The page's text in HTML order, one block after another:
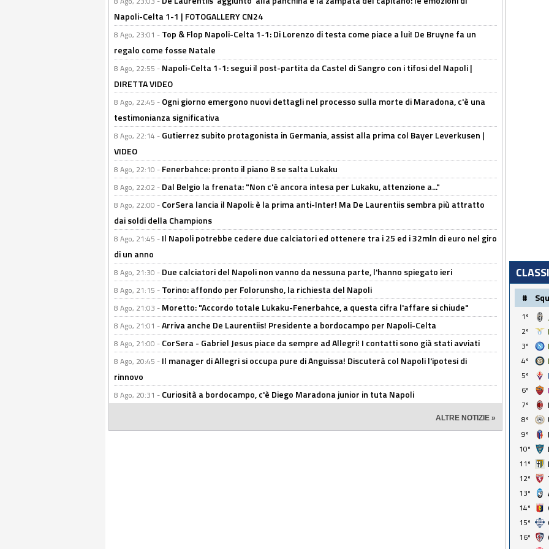
Napoli-Celta 1-1 | FOTOGALLERY CN24
8 Ago, 23:01 - Top & Flop Napoli-Celta 1-1: Di Lorenzo di testa come piace a lui! De Bruyne fa un
regalo come fosse Natale
8 Ago, 22:55 - Napoli-Celta 1-1: segui il post-partita da Castel di Sangro con i tifosi del Napoli |
DIRETTA VIDEO
8 Ago, 22:45 - Ogni giorno emergono nuovi dettagli nel processo sulla morte di Maradona, c'è una
testimonianza significativa
8 Ago, 22:14 - Gutierrez subito protagonista in Germania, assist alla prima col Bayer Leverkusen |
VIDEO
8 Ago, 22:10 - Fenerbahce: pronto il piano B se salta Lukaku
8 Ago, 22:02 - Dal Belgio la frenata: "Non c'è ancora intesa per Lukaku, attenzione a..."
8 Ago, 22:00 - CorSera lancia il Napoli: è la prima anti-Inter! Ma De Laurentiis sembra più attratto
dai soldi della Champions
8 Ago, 21:45 - Il Napoli potrebbe cedere due calciatori ed ottenere tra i 25 ed i 32mln di euro nel giro
di un anno
8 Ago, 21:30 - Due calciatori del Napoli non vanno da nessuna parte, l'hanno spiegato ieri
8 Ago, 21:15 - Torino: affondo per Folorunsho, la richiesta del Napoli
8 Ago, 21:03 - Moretto: "Accordo totale Lukaku-Fenerbahce, a questa cifra l'affare si chiude"
8 Ago, 21:01 -Arriva anche De Laurentiis! Presidente a bordocampo per Napoli-Celta
8 Ago, 21:00 - CorSera - Gabriel Jesus piace da sempre ad Allegri! I contatti sono già stati avviati
8 Ago, 20:45 - Il manager di Allegri si occupa pure di Anguissa! Discuterà col Napoli l'ipotesi di
rinnovo
8 Ago, 20:31 - Curiosità a bordocampo, c'è Diego Maradona junior in tuta Napoli
ALTRE NOTIZIE »
#
1º
2º
3º
4º
5º
6º
7º
8º
9º
10º
11º
12º
13º
14º
15º
16º